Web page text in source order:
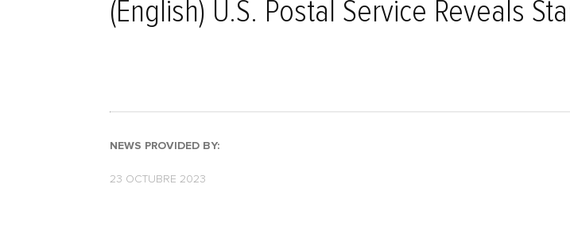
(English) U.S. Postal Service Reveals
NEWS PROVIDED BY:
23 OCTUBRE 2023